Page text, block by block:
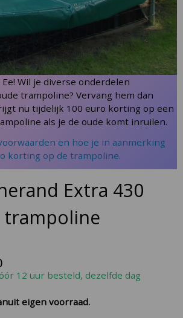
Wil je diverse onderdelen
trampoline? Vervang hem dan
nu tijdelijk 100 euro korting op een
als je de oude komt inruilen.
en hoe je in aanmerking
korting op de trampoline.
Extra 430
trampoline
12 uur besteld, dezelfde dag
eigen voorraad.